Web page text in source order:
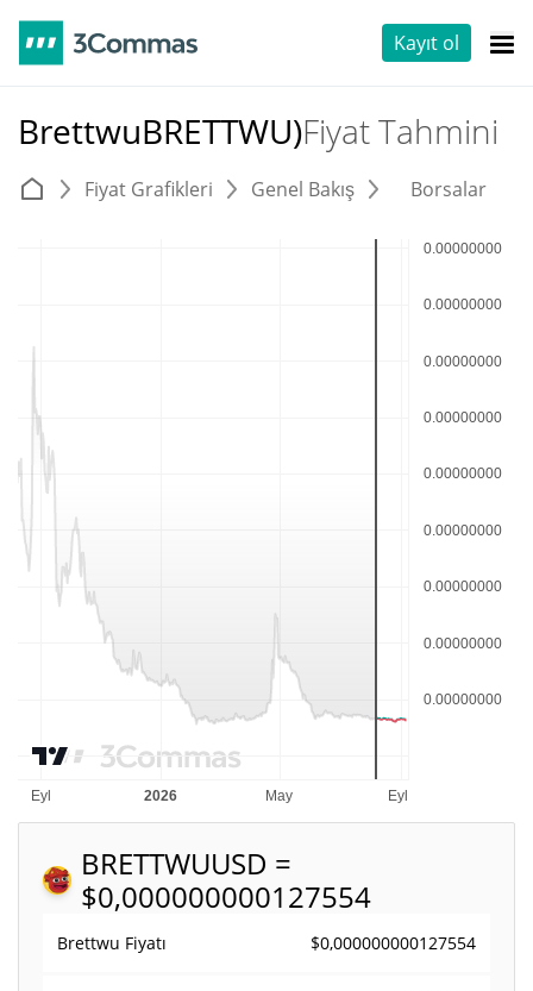
Kayıt ol
BrettwuBRETTWU)Fiyat Tahmini
Fiyat Grafikleri Genel Bakış Borsalar
BRETTWUUSD =
$0,000000000127554
Brettwu Fiyatı $0,000000000127554